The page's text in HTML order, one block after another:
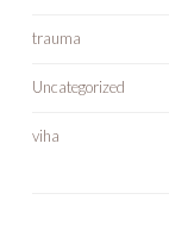
trauma
Uncategorized
viha